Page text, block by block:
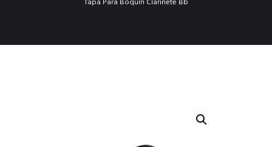
Tapa Para Boquín Clarinete Bb